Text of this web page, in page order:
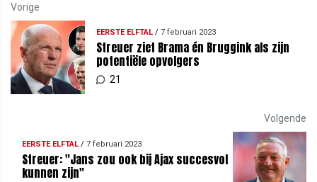
Vorige
EERSTE ELFTAL/ 7 februari 2023
Streuer ziet Brama én Bruggink als zijn
potentiële opvolgers
21
Volgende
EERSTE ELFTAL / 7 februari 2023
Streuer: "Jans zou ook bij Ajax succesvol
kunnen zijn"